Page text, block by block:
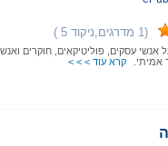
(1 מדרגים,ניקוד 5 )
עסקים, פוליטיקאים, חוקרים
קרא עוד > > >